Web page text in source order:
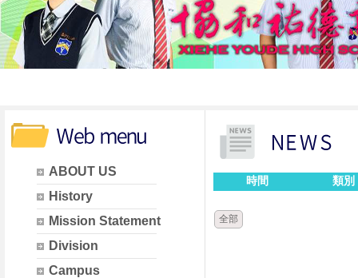
ABOUT US
History
Mission Statement
Division
Campus
時間 類別
全部